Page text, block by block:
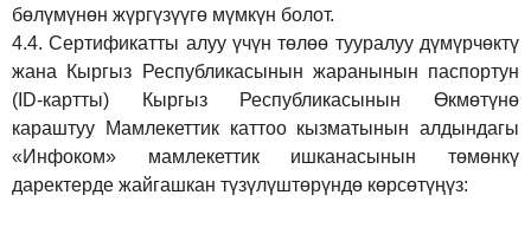
бөлүмүнөн жүргүзүүгө мүмкүн болот.
4.4.Сертификатты алуу үчүн төлөө тууралуу дүмүрчөктү
жана Кыргыз Республикасынын жаранынын паспортун
(ID-картты) Кыргыз Республикасынын Өкмөтүнө
караштуу Мамлекеттик каттоо кызматынын алдындагы
«Инфоком» мамлекеттик ишканасынын төмөнкү
даректерде жайгашкан түзүлүштөрүндө көрсөтүңүз: